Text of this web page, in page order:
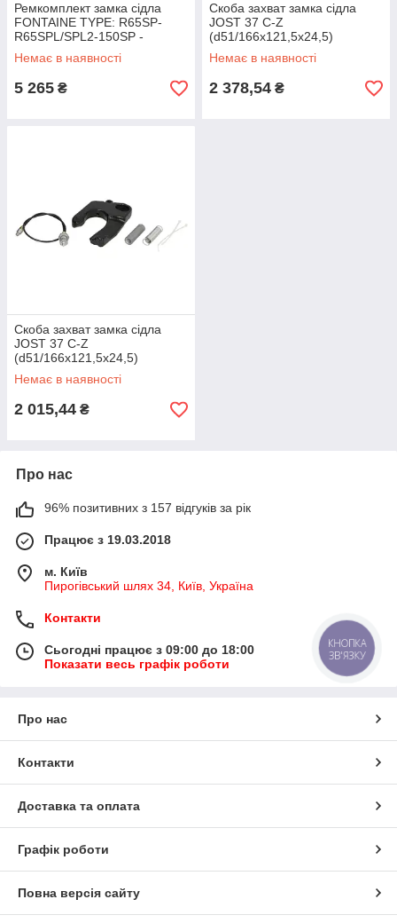
Ремкомплект замка сідла
FONTAINE TYPE: R65SP-
R65SPL/SPL2-150SP -
150CI/3000
Немає в наявності
5 265 ₴
Скоба захват замка сідла
JOST 37 C-Z
(d51/166x121,5x24,5)
SK3221-52Z
Немає в наявності
2 378,54 ₴
Скоба захват замка сідла
JOST 37 C-Z
(d51/166x121,5x24,5)
SK3221-52Z
Немає в наявності
2 015,44 ₴
Про нас
96% позитивних з 157 відгуків за рік
Працює з 19.03.2018
м. Київ
Пирогівський шлях 34, Київ, Україна
Контакти
Сьогодні працює з 09:00 до 18:00
Показати весь графік роботи
Про нас
Контакти
Доставка та оплата
Графік роботи
Повна версія сайту
КНОПКА
ЗВ'ЯЗКУ